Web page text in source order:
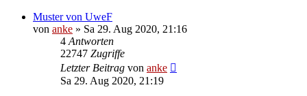
Muster von UweF
von anke » Sa 29. Aug 2020, 21:16
4 Antworten
22747 Zugriffe
Letzter Beitrag von anke
Sa 29. Aug 2020, 21:19